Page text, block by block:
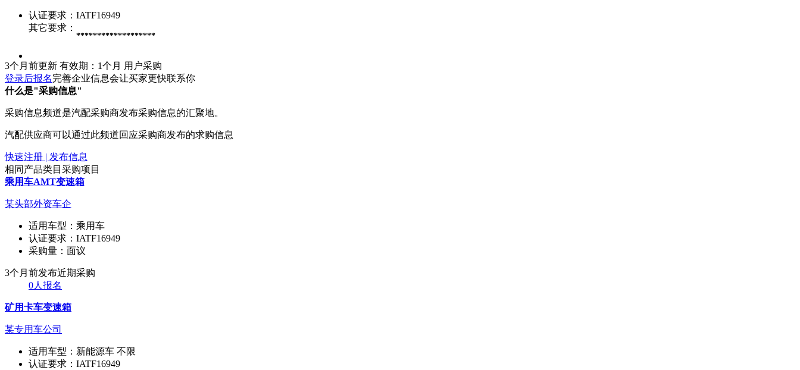
认证要求： IATF16949
其它要求：
*******************
3个月前更新 有效期：1个月 用户采购
登录后报名完善企业信息会让买家更快联系你
什么是"采购信息"
采购信息频道是汽配采购商发布采购信息的汇聚地。
汽配供应商可以通过此频道回应采购商发布的求购信息
快速注册 | 发布信息
相同产品类目采购项目
乘用车AMT变速箱
某头部外资车企
适用车型： 乘用车
认证要求： IATF16949
采购量： 面议
3个月前发布近期采购
0人报名
矿用卡车变速箱
某专用车公司
适用车型： 新能源车 不限
认证要求： IATF16949